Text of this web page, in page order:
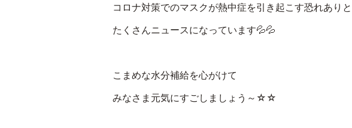
コロナ対策でのマスクが熱中症を引き起こす恐れありと
たくさんニュースになっています💦💦
こまめな水分補給を心がけて
みなさま元気にすごしましょう～☆☆